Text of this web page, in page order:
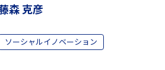
森 克彦
ソーシャルイノベーション